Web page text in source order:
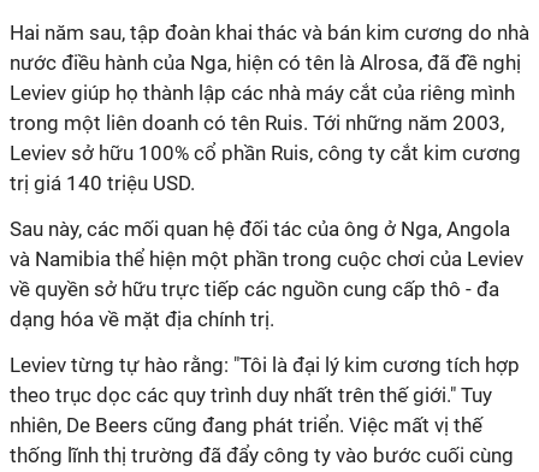
Hai năm sau, tập đoàn khai thác và bán kim cương do nhà
nước điều hành của Nga, hiện có tên là Alrosa, đã đề nghị
Leviev giúp họ thành lập các nhà máy cắt của riêng mình
trong một liên doanh có tên Ruis. Tới những năm 2003,
Leviev sở hữu 100% cổ phần Ruis, công ty cắt kim cương
trị giá 140 triệu USD.
Sau này, các mối quan hệ đối tác của ông ở Nga, Angola
và Namibia thể hiện một phần trong cuộc chơi của Leviev
về quyền sở hữu trực tiếp các nguồn cung cấp thô - đa
dạng hóa về mặt địa chính trị.
Leviev từng tự hào rằng: "Tôi là đại lý kim cương tích hợp
theo trục dọc các quy trình duy nhất trên thế giới." Tuy
nhiên, De Beers cũng đang phát triển. Việc mất vị thế
thống lĩnh thị trường đã đẩy công ty vào bước cuối cùng